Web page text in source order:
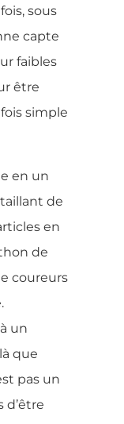
sous
capte
faibles
être
simple
en un
de
en
de
coureurs
un
que
pas un
d’être